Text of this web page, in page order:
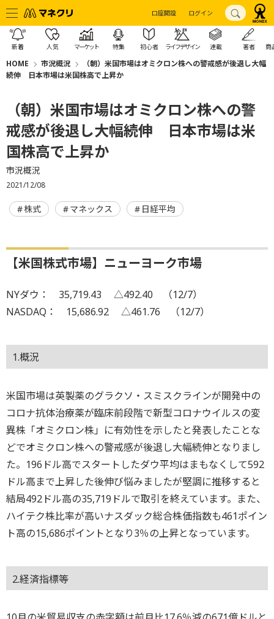
口座開設 ログイン
新着 人気 マーケット 特集 初心者 ライフデザイン 連載 著者 商
HOME 市況概況
（朝）米国市場はオミクロン株への警戒感が後退し大幅
続伸 日本市場は米国株高で上昇か
（朝）米国市場はオミクロン株への警
戒感が後退し大幅続伸 日本市場は米
国株高で上昇か
市況概況
2021/12/08
株式 マネックス 日経平均
【米国株式市場】ニューヨーク市場
NYダウ： 35,719.43 △492.40 （12/7）
NASDAQ： 15,686.92 △461.76 （12/7）
1.概況
米国市場は英製薬のグラクソ・スミスクラインが開発中の
コロナ抗体治療薬が臨床前段階で新型コロナウイルスの変
異株「オミクロン株」に有効性を示したと発表したことな
どでオミクロン株への警戒感が後退し大幅続伸となりまし
た。196ドル高でスタートしたダウ平均はまもなくして592
ドル高まで上昇した後伸び悩みましたが堅調に推移すると
結局492ドル高の35,719ドルで取引を終えています。また、
ハイテク株比率が高いナスダック総合株価指数も461ポイン
ト高の15,686ポイントとなり3％の上昇となっています。
2.経済指標等